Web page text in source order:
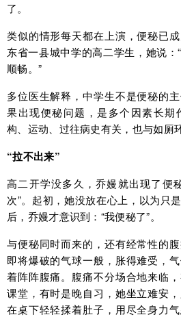
了。
类似的情形每天都在上演，便秘已
东省一县城中学的高二学生，她说
顺畅。”
多位医生解释，中学生不是便秘的
果出现便秘问题，是多个因素长期
构、运动、过往病史有关，也与如厕
“拉不出来”
高二开学没多久，乔嫚就出现了便
次”。起初，她没放在心上，以为只
后，乔嫚才意识到：“我便秘了”。
与便秘同时而来的，还有经常性的
即将爆破的气球一般，胀得难受，
着阵阵腹痛。腹痛不分场合地来临
课堂，有时是晚自习，她坐立难安
在桌下轻轻揉着肚子，用尽全身力